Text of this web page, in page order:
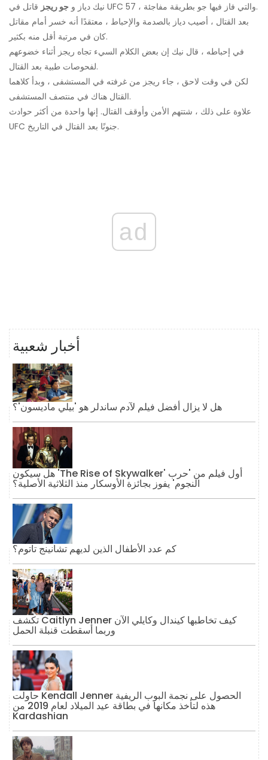
نيك دياز و جو ريجز
قاتل في UFC 57 ، والتي فاز فيها جو بطريقة مفاجئة.
بعد القتال ، أصيب دياز بالصدمة والإحباط ، معتقدًا أنه خسر أمام مقاتل
كان في مرتبة أقل منه بكثير.
في إحباطه ، قال نيك إن بعض الكلام السيء تجاه ريجز أثناء خضوعهم
لفحوصات طبية بعد القتال.
لكن في وقت لاحق ، جاء ريجز من غرفته في المستشفى ، وبدأ كلاهما
القتال هناك في منتصف المستشفى.
علاوة على ذلك ، شتتهم الأمن وأوقف القتال. إنها واحدة من أكثر حوادث
UFC جنونًا بعد القتال في التاريخ.
ad
أخبار شعبية
هل لا يزال أفضل فيلم لآدم ساندلر هو 'بيلي ماديسون'؟
هل سيكون 'The Rise of Skywalker' أول فيلم من 'حرب
النجوم' يفوز بجائزة الأوسكار منذ الثلاثية الأصلية؟
كم عدد الأطفال الذين لديهم تشانينج تاتوم؟
تكشف Caitlyn Jenner كيف تخاطبها كيندال وكايلي الآن
وربما أسقطت قنبلة الحمل
حاولت Kendall Jenner الحصول على نجمة البوب ​​الريفية
هذه لتأخذ مكانها في بطاقة عيد الميلاد لعام 2019 من
Kardashian